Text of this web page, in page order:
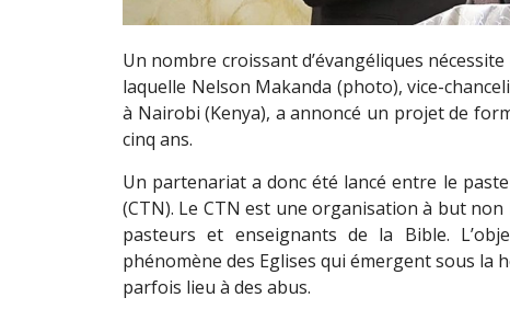
Un nombre croissant d’évangéliques
laquelle Nelson Makanda (photo), vice-
à Nairobi (Kenya), a annoncé un projet de
cinq ans.
Un partenariat a donc été lancé entre le
(CTN). Le CTN est une organisation à but
pasteurs et enseignants de la Bible.
phénomène des Eglises qui émergent sous
parfois lieu à des abus.